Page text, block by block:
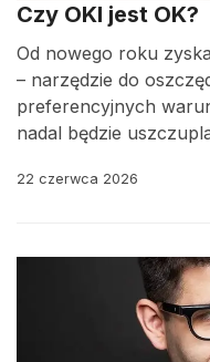
Czy OKI jest OK?
Od nowego roku
– narzędzie do
preferencyjnych
nadal będzie
22 czerwca 2026